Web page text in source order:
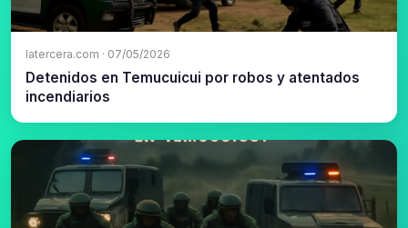
latercera.com · 07/05/2026
Detenidos en Temucuicui por robos y atentados
incendiarios